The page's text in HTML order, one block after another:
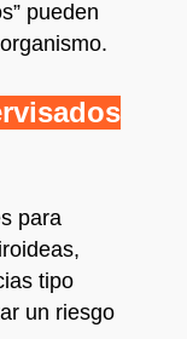
pueden
para
tipo
un riesgo